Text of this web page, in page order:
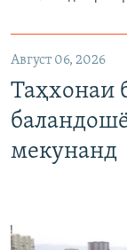
Август 06, 2026
Таҳхонаи
мекунанд